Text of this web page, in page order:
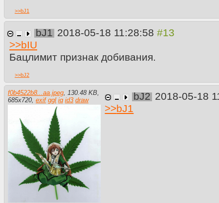
>>bJ1
bJ1 2018-05-18 11:28:58
>>bIU
Бацлимит признак добивания.
>>bJ2
f0b4522b8...aa.jpeg 130.48 KB
685x720 exif ggl iq id3 draw bJ2 2018-05-18
>>bJ1